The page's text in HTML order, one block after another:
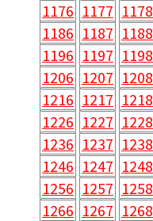
1176 1177 1178
1186 1187 1188
1196 1197 1198
1206 1207 1208
1216 1217 1218
1226 1227 1228
1236 1237 1238
1246 1247 1248
1256 1257 1258
1266 1267 1268